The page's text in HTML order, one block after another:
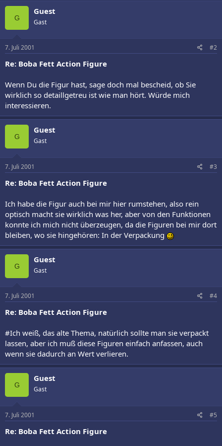
G
Guest
Gast
7. Juli 2001 #2
Re: Boba Fett Action Figure
Wenn Du die Figur hast, sage doch mal bescheid, ob Sie
wirklich so detaillgetreu ist wie man hört. Würde mich
interessieren.
G
Guest
Gast
7. Juli 2001 #3
Re: Boba Fett Action Figure
Ich habe die Figur auch bei mir hier rumstehen, also rein
optisch macht sie wirklich was her, aber von den Funktionen
konnte ich mich nicht überzeugen, da die Figuren bei mir dort
bleiben, wo sie hingehören: In der Verpackung
G
Guest
Gast
7. Juli 2001 #4
Re: Boba Fett Action Figure
#Ich weiß, das alte Thema, natürlich sollte man sie verpackt
lassen, aber ich muß diese Figuren einfach anfassen, auch
wenn sie dadurch an Wert verlieren.
G
Guest
Gast
7. Juli 2001 #5
Re: Boba Fett Action Figure